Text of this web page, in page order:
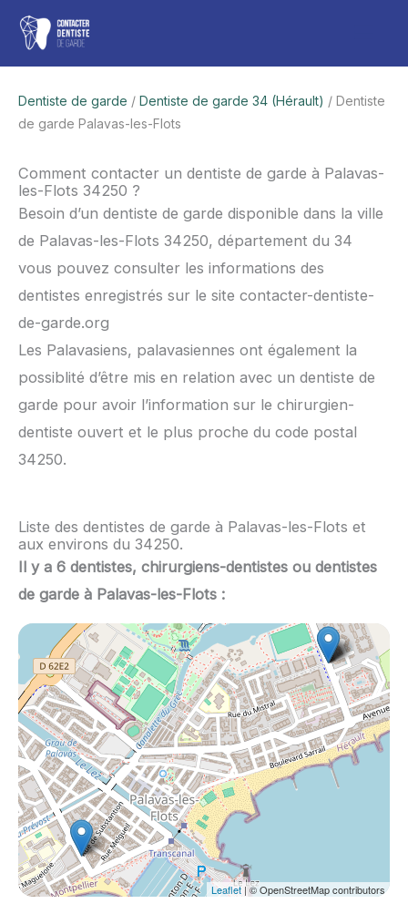
Aller
contenu
Dentiste de garde / Dentiste de garde 34 (Hérault) / Dentiste
de garde Palavas-les-Flots
Comment contacter un dentiste de garde à Palavas-
les-Flots 34250 ?
Besoin d’un dentiste de garde disponible dans la ville
de Palavas-les-Flots 34250, département du 34
vous pouvez consulter les informations des
dentistes enregistrés sur le site contacter-dentiste-
de-garde.org
Les Palavasiens, palavasiennes ont également la
possiblité d’être mis en relation avec un dentiste de
garde pour avoir l’information sur le chirurgien-
dentiste ouvert et le plus proche du code postal
34250.
Liste des dentistes de garde à Palavas-les-Flots et
aux environs du 34250.
Il y a 6 dentistes, chirurgiens-dentistes ou dentistes
de garde à Palavas-les-Flots :
Leaflet| © OpenStreetMap contributors